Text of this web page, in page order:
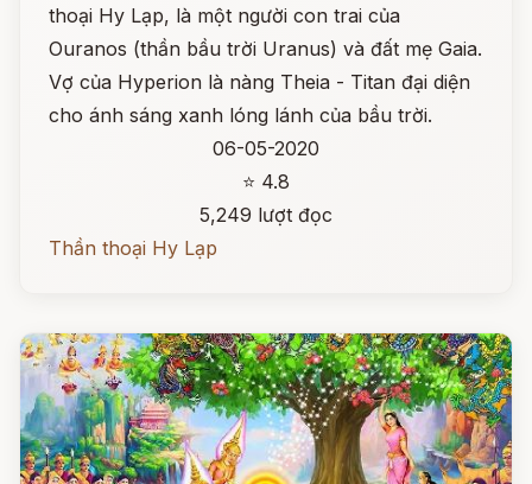
thoại Hy Lạp, là một người con trai của
Ouranos (thần bầu trời Uranus) và đất mẹ Gaia.
Vợ của Hyperion là nàng Theia - Titan đại diện
cho ánh sáng xanh lóng lánh của bầu trời.
06-05-2020
⭐ 4.8
5,249 lượt đọc
Thần thoại Hy Lạp